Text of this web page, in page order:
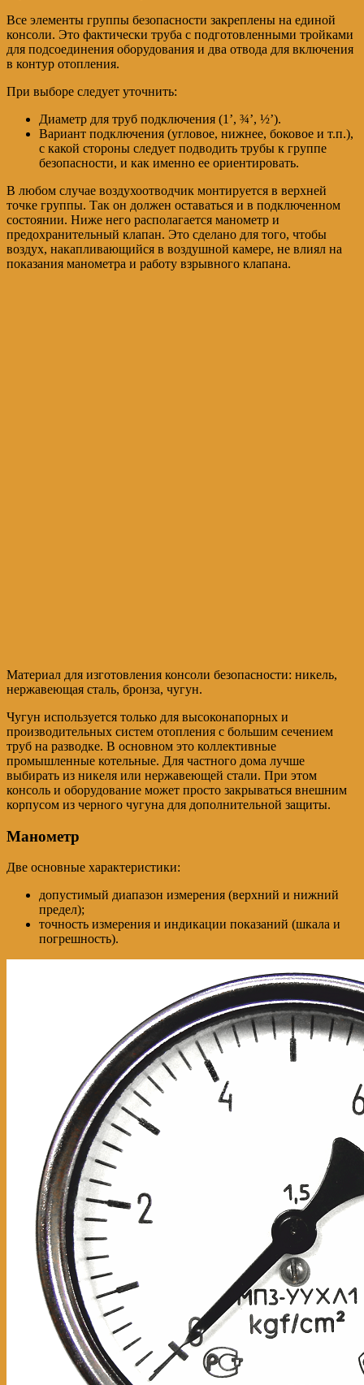
Все элементы группы безопасности закреплены на единой
консоли. Это фактически труба с подготовленными тройками
для подсоединения оборудования и два отвода для включения
в контур отопления.
При выборе следует уточнить:
Диаметр для труб подключения (1’, ¾’, ½’).
Вариант подключения (угловое, нижнее, боковое и т.п.),
с какой стороны следует подводить трубы к группе
безопасности, и как именно ее ориентировать.
В любом случае воздухоотводчик монтируется в верхней
точке группы. Так он должен оставаться и в подключенном
состоянии. Ниже него располагается манометр и
предохранительный клапан. Это сделано для того, чтобы
воздух, накапливающийся в воздушной камере, не влиял на
показания манометра и работу взрывного клапана.
Материал для изготовления консоли безопасности: никель,
нержавеющая сталь, бронза, чугун.
Чугун используется только для высоконапорных и
производительных систем отопления с большим сечением
труб на разводке. В основном это коллективные
промышленные котельные. Для частного дома лучше
выбирать из никеля или нержавеющей стали. При этом
консоль и оборудование может просто закрываться внешним
корпусом из черного чугуна для дополнительной защиты.
Манометр
Две основные характеристики:
допустимый диапазон измерения (верхний и нижний
предел);
точность измерения и индикации показаний (шкала и
погрешность).